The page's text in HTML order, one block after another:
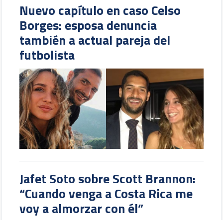
Nuevo capítulo en caso Celso
Borges: esposa denuncia
también a actual pareja del
futbolista
Jafet Soto sobre Scott Brannon:
“Cuando venga a Costa Rica me
voy a almorzar con él”